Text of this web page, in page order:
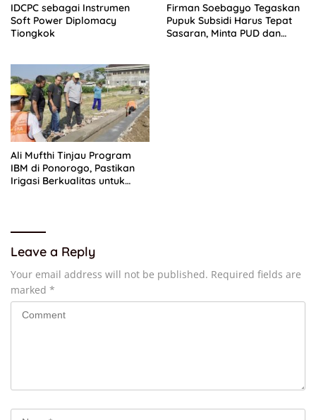
IDCPC sebagai Instrumen
Soft Power Diplomacy
Tiongkok
Firman Soebagyo Tegaskan
Pupuk Subsidi Harus Tepat
Sasaran, Minta PUD dan
Ali Mufthi Tinjau Program
IBM di Ponorogo, Pastikan
Irigasi Berkualitas untuk
Leave a Reply
Your email address will not be published. Required fields are
marked *